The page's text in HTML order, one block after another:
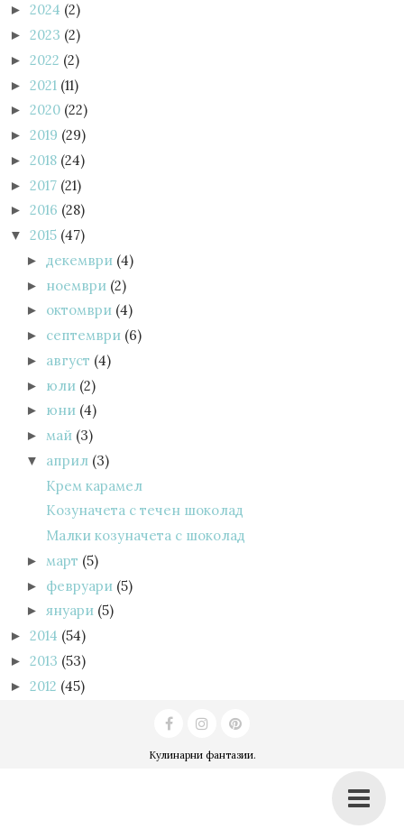
► 2024 (2)
► 2023 (2)
► 2022 (2)
► 2021 (11)
► 2020 (22)
► 2019 (29)
► 2018 (24)
► 2017 (21)
► 2016 (28)
▼ 2015 (47)
► декември (4)
► ноември (2)
► октомври (4)
► септември (6)
► август (4)
► юли (2)
► юни (4)
► май (3)
▼ април (3)
Крем карамел
Козуначета с течен шоколад
Малки козуначета с шоколад
► март (5)
► февруари (5)
► януари (5)
► 2014 (54)
► 2013 (53)
► 2012 (45)
Кулинарни фантазии.